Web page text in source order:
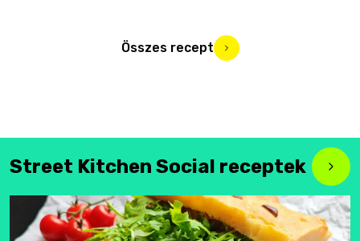
Összes recept
Street Kitchen Social receptek